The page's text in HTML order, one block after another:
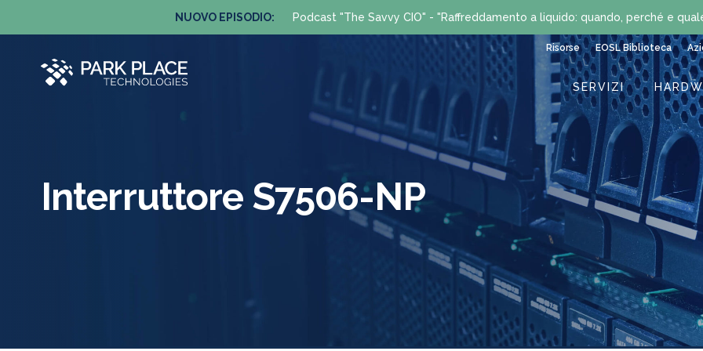
NUOVO EPISODIO: Podcast "The Savvy CIO" - "Raffreddamento a liquido: quando, perché e
Risorse EOSL Biblioteca
SERVIZI
Interruttore S7506-NP